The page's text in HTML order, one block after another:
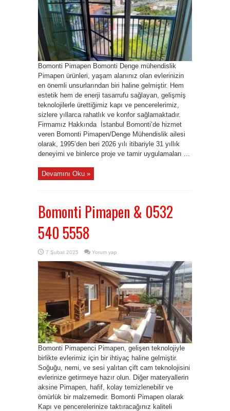
Bomonti Pimapen Bomonti Denge mühendislik
Pimapen ürünleri, yaşam alanınız olan evlerinizin
en önemli unsurlarından biri haline gelmiştir. Hem
estetik hem de enerji tasarrufu sağlayan, gelişmiş
teknolojilerle ürettiğimiz kapı ve pencerelerimiz,
sizlere yıllarca rahatlık ve konfor sağlamaktadır.
Firmamız Hakkında İstanbul Bomonti’de hizmet
veren Bomonti Pimapen/Denge Mühendislik ailesi
olarak, 1995’den beri 2026 yılı itibariyle 31 yıllık
deneyimi ve binlerce proje ve tamir uygulamaları ...
Devamını Oku »
Bomonti Pimapen & 0532
540 5558
7 Şubat 2025 Yorum yap
Bomonti Pimapenci Pimapen, gelişen teknolojiyle
birlikte evlerimiz için bir ihtiyaç haline gelmiştir.
Soğuğu, nemi, ve sesi yalıtan çift cam teknolojisini
evlerinize getirmeye hazır olun. Diğer materyallerin
aksine Pimapen, hafif, kolay temizlenebilir ve
ömürlük bir malzemedir. Bomonti Pimapen olarak
Kapı ve pencerelerinize taktıracağınız kaliteli